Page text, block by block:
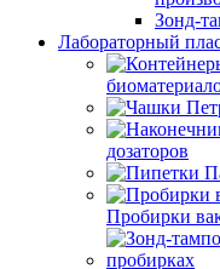
Зонд-
Лабораторный
дозаторов
Пробирки